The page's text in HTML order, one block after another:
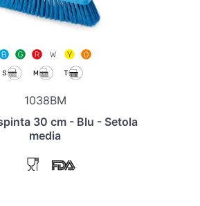
1038BM
30 cm - Blu - Setola
media